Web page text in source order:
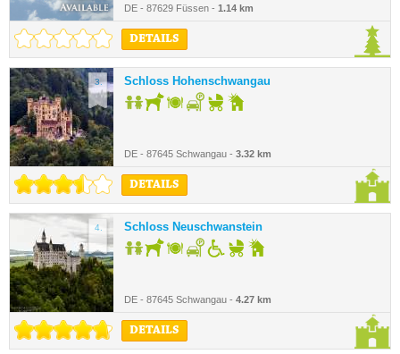
DE - 87629 Füssen - 1.14 km
DETAILS
3. Schloss Hohenschwangau
DE - 87645 Schwangau - 3.32 km
DETAILS
4. Schloss Neuschwanstein
DE - 87645 Schwangau - 4.27 km
DETAILS